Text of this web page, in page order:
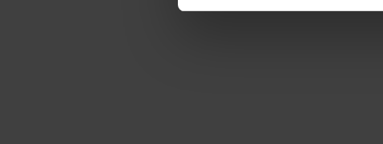
intrekken op onscookiebeleid.